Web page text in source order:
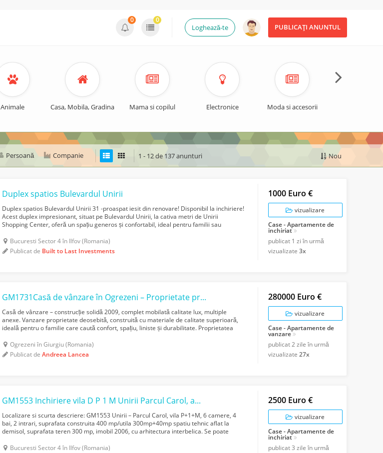
PUBLICAȚI ANUNTUL
Loghează-te
0 0
Animale Casa, Mobila, Gradina Mama si copilul Electronice Moda si accesorii
Persoană Companie 1 - 12 de 137 anunturi Nou
Duplex spatios Bulevardul Unirii
Duplex spatios Bulevardul Unirii 31 -proaspat iesit din renovare! Disponibil la inchiriere!
Acest duplex impresionant, situat pe Bulevardul Unirii, la cativa metri de Unirii
Shopping Center, oferă un spațiu generos și confortabil, ideal pentru familii sau
Bucuresti Sector 4 în Ilfov (Romania)
Publicat de Built to Last Investments
1000 Euro €
vizualizare
Case - Apartamente de
inchiriat
publicat 1 zi în urmă
vizualizate 3x
GM1731Casă de vânzare în Ogrezeni – Proprietate premium, mobilată
Casă de vânzare – construcție solidă 2009, complet mobilată calitate lux, multiple
anexe. Vanzare proprietate deosebită, construită cu materiale de calitate superioară,
ideală pentru o familie care caută confort, spațiu, liniste și durabilitate. Proprietatea
Ogrezeni în Giurgiu (Romania)
Publicat deAndreea Lancea
280000 Euro €
vizualizare
Case - Apartamente de
vanzare
publicat2 zile în urmă
vizualizate 27x
GM1553 Inchiriere vila D P 1 M Unirii Parcul Carol, amenajata
Localizare si scurta descriere: GM1553 Unirii – Parcul Carol, vila P+1+M, 6 camere, 4
bai, 2 intrari, suprafata construita 400 mp/utila 300mp+40mp spatiu tehnic aflat la
demisol, suprafata teren 300 mp, imobil 2006, cu arhitectura interbelica. Se poate
Bucuresti Sector 4 în Ilfov (Romania)
2500 Euro €
vizualizare
Case - Apartamente de
inchiriat
publicat3 zile în urmă